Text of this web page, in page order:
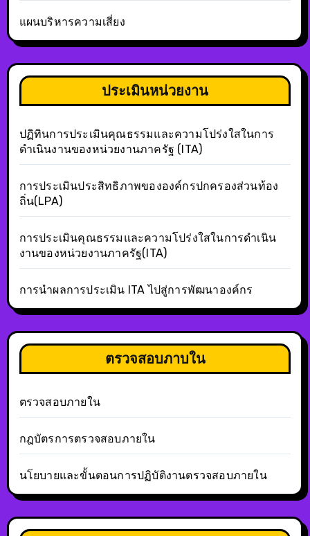
แผนบริหารความเสี่ยง
ประเมินหน่วยงาน
ปฏิทินการประเมินคุณธรรมและความโปร่งใสในการ
ดำเนินงานของหน่วยงานภาครัฐ (ITA)
การประเมินประสิทธิภาพขององค์กรปกครองส่วนท้อง
ถิ่น(LPA)
การประเมินคุณธรรมและความโปร่งใสในการดำเนิน
งานของหน่วยงานภาครัฐ(ITA)
การนำผลการประเมิน ITA ไปสู่การพัฒนาองค์กร
ตรวจสอบภาบใน
ตรวจสอบภายใน
กฎบัตรการตรวจสอบภายใน
นโยบายและขั้นตอนการปฏิบัติงานตรวจสอบภายใน